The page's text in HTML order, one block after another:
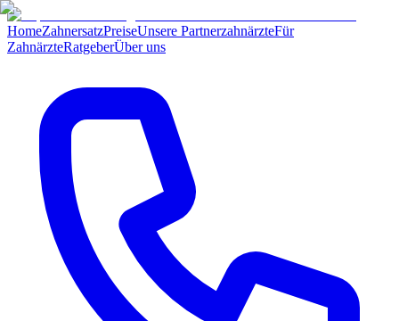
HomeZahnersatzPreiseUnsere PartnerzahnärzteFür
ZahnärzteRatgeberÜber uns